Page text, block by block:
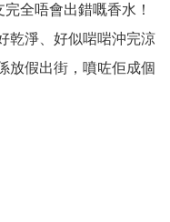
全唔會出錯嘅香水！
乾淨、好似啱啱沖完涼
放假出街，噴咗佢成個